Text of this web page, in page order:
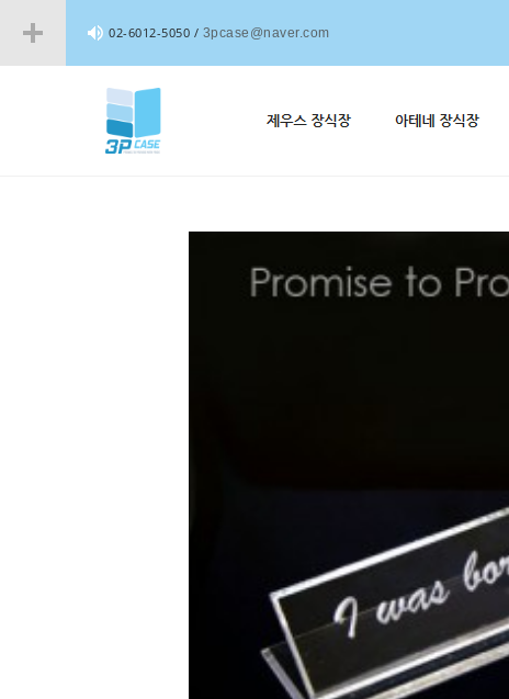
02-6012-5050 / 3pcase@naver.com